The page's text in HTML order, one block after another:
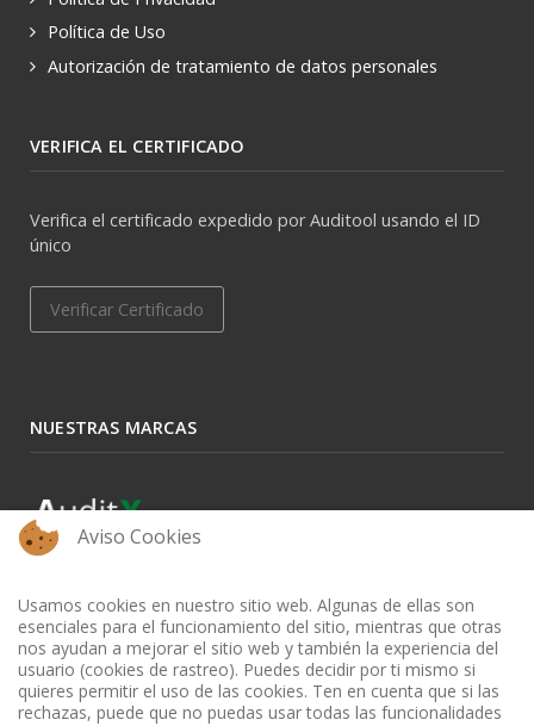
Política de Uso
Autorización de tratamiento de datos personales
VERIFICA EL CERTIFICADO
Verifica el certificado expedido por Auditool usando el ID
único
Verificar Certificado
NUESTRAS MARCAS
Aviso Cookies
Usamos cookies en nuestro sitio web. Algunas de ellas son
esenciales para el funcionamiento del sitio, mientras que otras
nos ayudan a mejorar el sitio web y también la experiencia del
usuario (cookies de rastreo). Puedes decidir por ti mismo si
quieres permitir el uso de las cookies. Ten en cuenta que si las
rechazas, puede que no puedas usar todas las funcionalidades